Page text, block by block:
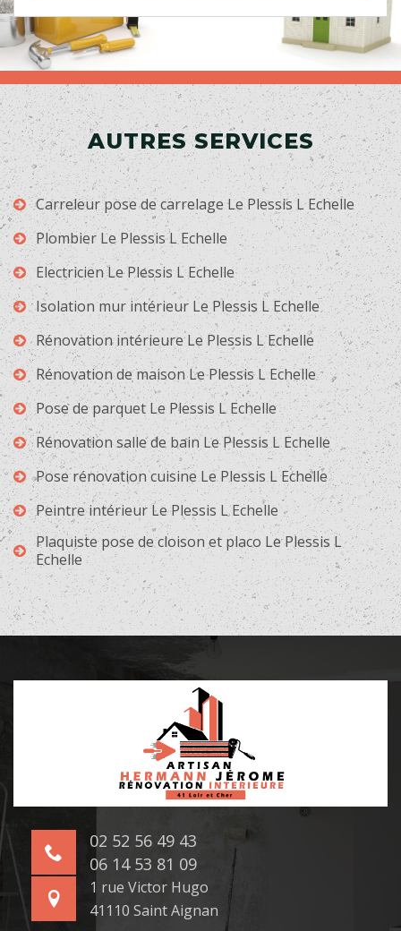
AUTRES SERVICES
Carreleur pose de carrelage Le Plessis L Echelle
Plombier Le Plessis L Echelle
Electricien Le Plessis L Echelle
Isolation mur intérieur Le Plessis L Echelle
Rénovation intérieure Le Plessis L Echelle
Rénovation de maison Le Plessis L Echelle
Pose de parquet Le Plessis L Echelle
Rénovation salle de bain Le Plessis L Echelle
Pose rénovation cuisine Le Plessis L Echelle
Peintre intérieur Le Plessis L Echelle
Plaquiste pose de cloison et placo Le Plessis L
Echelle
02 52 56 49 43
06 14 53 81 09
1 rue Victor Hugo
41110 Saint Aignan